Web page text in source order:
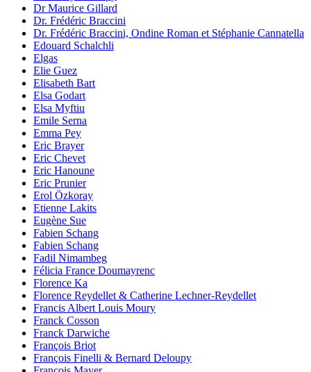
Dr Maurice Gillard
Dr. Frédéric Braccini
Dr. Frédéric Braccini, Ondine Roman et Stéphanie Cannatella
Edouard Schalchli
Elgas
Elie Guez
Elisabeth Bart
Elsa Godart
Elsa Myftiu
Emile Serna
Emma Pey
Eric Brayer
Eric Chevet
Eric Hanoune
Eric Prunier
Erol Özkoray
Etienne Lakits
Eugène Sue
Fabien Schang
Fabien Schang
Fadil Nimambeg
Félicia France Doumayrenc
Florence Ka
Florence Reydellet & Catherine Lechner-Reydellet
Francis Albert Louis Moury
Franck Cosson
Franck Darwiche
François Briot
François Finelli & Bernard Deloupy